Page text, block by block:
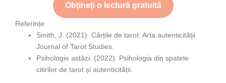
Obțineți o lectură gratuită
Referințe
Smith, J. (2021). Cărțile de tarot: Arta autenticității.
Journal of Tarot Studies.
Psihologie astăzi. (2022). Psihologia din spatele
citirilor de tarot și autenticității.